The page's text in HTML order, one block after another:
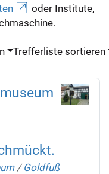
oder Institute,
Trefferliste sortieren
/Goldfuß